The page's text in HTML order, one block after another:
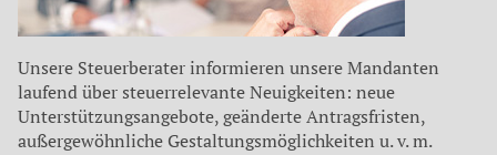
Unsere Steuerberater informieren unsere Mandanten
laufend über steuerrelevante Neuigkeiten: neue
Unterstützungsangebote, geänderte Antragsfristen,
außergewöhnliche Gestaltungsmöglichkeiten u. v. m.